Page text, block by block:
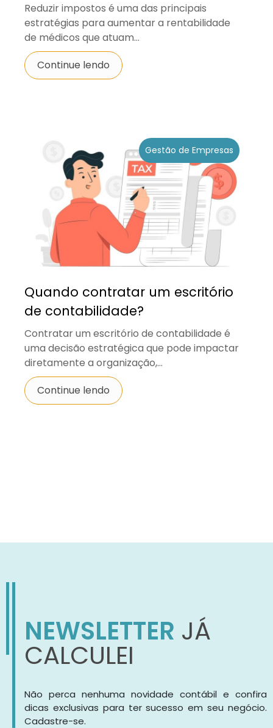
Reduzir impostos é uma das principais
estratégias para aumentar a rentabilidade
de médicos que atuam...
Continue lendo
Gestão de Empresas
Quando contratar um escritório
de contabilidade?
Contratar um escritório de contabilidade é
uma decisão estratégica que pode impactar
diretamente a organização,...
Continue lendo
NEWSLETTER JÁ
CALCULEI
Não perca nenhuma novidade contábil e confira
dicas exclusivas para ter sucesso em seu negócio.
Cadastre-se.